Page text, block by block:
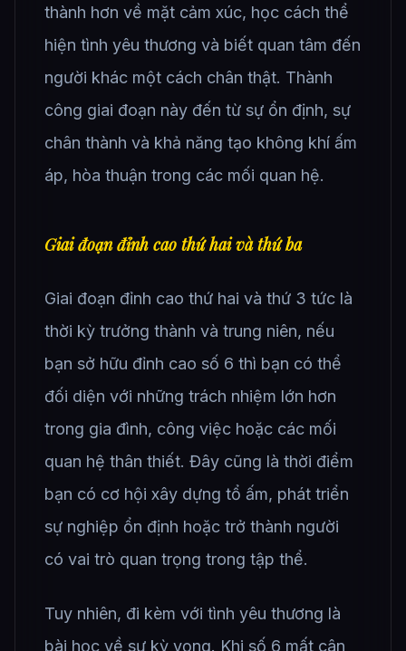
thành hơn về mặt cảm xúc, học cách thể
hiện tình yêu thương và biết quan tâm đến
người khác một cách chân thật. Thành
công giai đoạn này đến từ sự ổn định, sự
chân thành và khả năng tạo không khí ấm
áp, hòa thuận trong các mối quan hệ.
Giai đoạn đỉnh cao thứ hai và thứ ba
Giai đoạn đỉnh cao thứ hai và thứ 3 tức là
thời kỳ trưởng thành và trung niên, nếu
bạn sở hữu đỉnh cao số 6 thì bạn có thể
đối diện với những trách nhiệm lớn hơn
trong gia đình, công việc hoặc các mối
quan hệ thân thiết. Đây cũng là thời điểm
bạn có cơ hội xây dựng tổ ấm, phát triển
sự nghiệp ổn định hoặc trở thành người
có vai trò quan trọng trong tập thể.
Tuy nhiên, đi kèm với tình yêu thương là
bài học về sự kỳ vọng. Khi số 6 mất cân